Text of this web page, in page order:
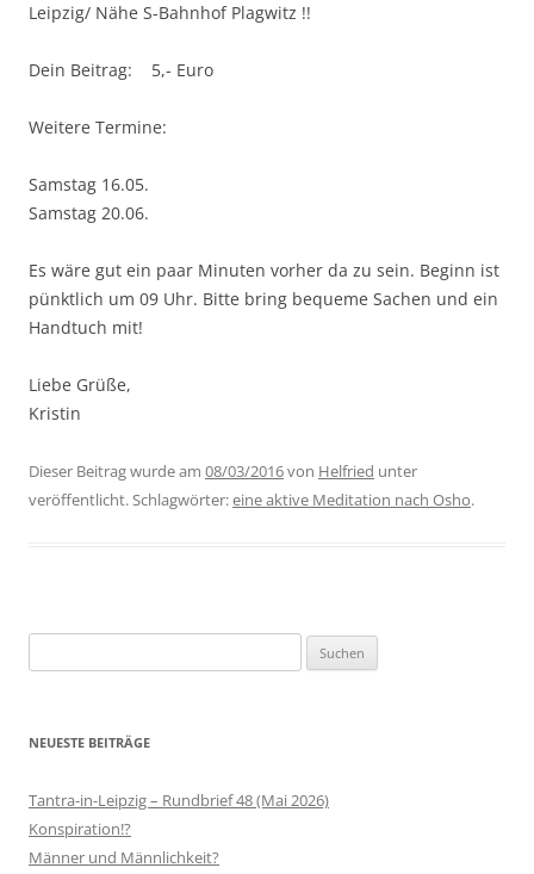
Leipzig/ Nähe S-Bahnhof Plagwitz !!
Dein Beitrag: 5,- Euro
Weitere Termine:
Samstag 16.05.
Samstag 20.06.
Es wäre gut ein paar Minuten vorher da zu sein. Beginn ist
pünktlich um 09 Uhr. Bitte bring bequeme Sachen und ein
Handtuch mit!
Liebe Grüße,
Kristin
Dieser Beitrag wurde am 08/03/2016von Helfried unter
veröffentlicht. Schlagwörter:eine aktive Meditation nach Osho.
nach:
NEUESTE BEITRÄGE
Tantra-in-Leipzig – Rundbrief 48 (Mai 2026)
Konspiration!?
Männer und Männlichkeit?